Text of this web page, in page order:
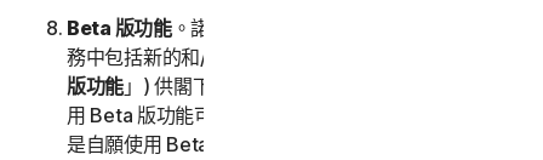
Beta 版功能。諾頓LifeLock 可能會隨時自行決定在服
務中包括新的和/或更新的 Beta 版功能 (以下稱「
版功能 」) 供閣下使用，並允許閣下提供意見。閣下使
用 Beta 版功能可能需要付費。閣下瞭解並同意，閣下
是自願使用 Beta 版功能，並且諾頓LifeLock 沒有義務